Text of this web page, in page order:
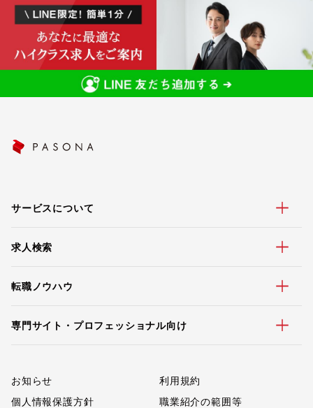
サービスについて
求人検索
転職ノウハウ
専門サイト・プロフェッショナル向け
お知らせ
利用規約
個人情報保護方針
職業紹介の範囲等